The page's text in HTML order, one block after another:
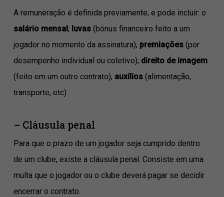
A remuneração é definida previamente, e pode incluir: o
salário mensal; luvas(bônus financeiro feito a um
jogador no momento da assinatura); premiações(por
desempenho individual ou coletivo); direito de imagem
(feito em um outro contrato); auxílios (alimentação,
transporte, etc).
– Cláusula penal
Para que o prazo de um jogador seja cumprido dentro
de um clube, existe a cláusula penal. Consiste em uma
multa que o jogador ou o clube deverá pagar se decidir
encerrar o contrato.